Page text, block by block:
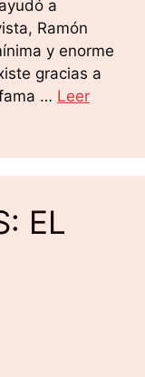
a
Ramón
y enorme
gracias a
… Leer
EL